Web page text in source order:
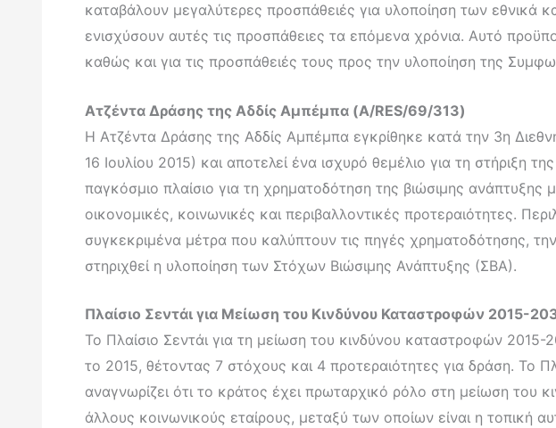
καταβάλουν μεγαλύτερες προσπάθειές για υλοποίηση των
ενισχύσουν αυτές τις προσπάθειες τα επόμενα χρόνια. Αυτό
καθώς και για τις προσπάθειές τους προς την υλοποίηση της
Ατζέντα Δράσης της Αδδίς Αμπέμπα (A/RES/69/313)
Η Ατζέντα Δράσης της Αδδίς Αμπέμπα εγκρίθηκε κατά την 3η
16 Ιουλίου 2015) και αποτελεί ένα ισχυρό θεμέλιο για τη στήριξη
παγκόσμιο πλαίσιο για τη χρηματοδότηση της βιώσιμης
οικονομικές, κοινωνικές και περιβαλλοντικές προτεραιότητες.
συγκεκριμένα μέτρα που καλύπτουν τις πηγές χρηματοδότησης,
στηριχθεί η υλοποίηση των Στόχων Βιώσιμης Ανάπτυξης (ΣΒΑ).
Πλαίσιο Σεντάι για Μείωση του Κινδύνου Καταστροφών 2015-
Το Πλαίσιο Σεντάι για τη μείωση του κινδύνου καταστροφών
το 2015, θέτοντας 7 στόχους και 4 προτεραιότητες για δράση. Το
αναγνωρίζει ότι το κράτος έχει πρωταρχικό ρόλο στη μείωση του
άλλους κοινωνικούς εταίρους, μεταξύ των οποίων είναι η τοπική